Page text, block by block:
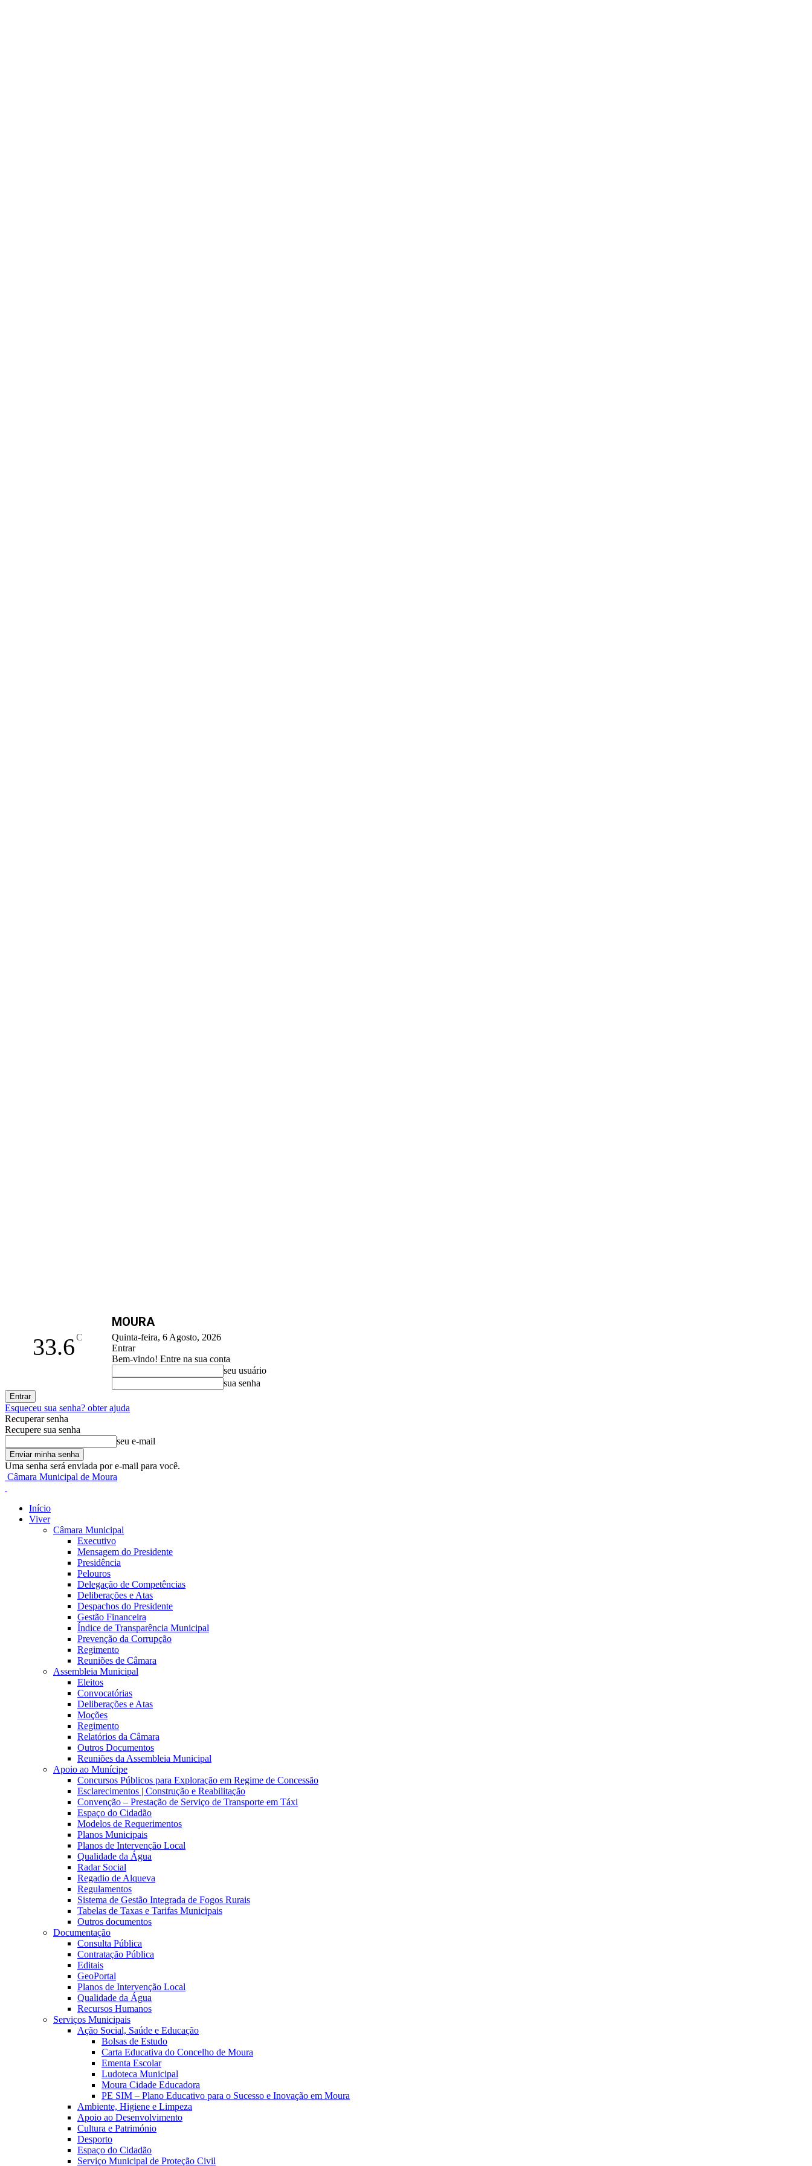
33.6C
MOURA
Quinta-feira, 6 Agosto, 2026
Entrar
Bem-vindo! Entre na sua conta
seu usuário
sua senha
Esqueceu sua senha? obter ajuda
Recuperar senha
Recupere sua senha
seu e-mail
Uma senha será enviada por e-mail para você.
Câmara Municipal de Moura
Início
Viver
Câmara Municipal
Executivo
Mensagem do Presidente
Presidência
Pelouros
Delegação de Competências
Deliberações e Atas
Despachos do Presidente
Gestão Financeira
Índice de Transparência Municipal
Prevenção da Corrupção
Regimento
Reuniões de Câmara
Assembleia Municipal
Eleitos
Convocatórias
Deliberações e Atas
Moções
Regimento
Relatórios da Câmara
Outros Documentos
Reuniões da Assembleia Municipal
Apoio ao Munícipe
Concursos Públicos para Exploração em Regime de Concessão
Esclarecimentos | Construção e Reabilitação
Convenção – Prestação de Serviço de Transporte em Táxi
Espaço do Cidadão
Modelos de Requerimentos
Planos Municipais
Planos de Intervenção Local
Qualidade da Água
Radar Social
Regadio de Alqueva
Regulamentos
Sistema de Gestão Integrada de Fogos Rurais
Tabelas de Taxas e Tarifas Municipais
Outros documentos
Documentação
Consulta Pública
Contratação Pública
Editais
GeoPortal
Planos de Intervenção Local
Qualidade da Água
Recursos Humanos
Serviços Municipais
Ação Social, Saúde e Educação
Bolsas de Estudo
Carta Educativa do Concelho de Moura
Ementa Escolar
Ludoteca Municipal
Moura Cidade Educadora
PE SIM – Plano Educativo para o Sucesso e Inovação em Moura
Ambiente, Higiene e Limpeza
Apoio ao Desenvolvimento
Cultura e Património
Desporto
Espaço do Cidadão
Serviço Municipal de Proteção Civil